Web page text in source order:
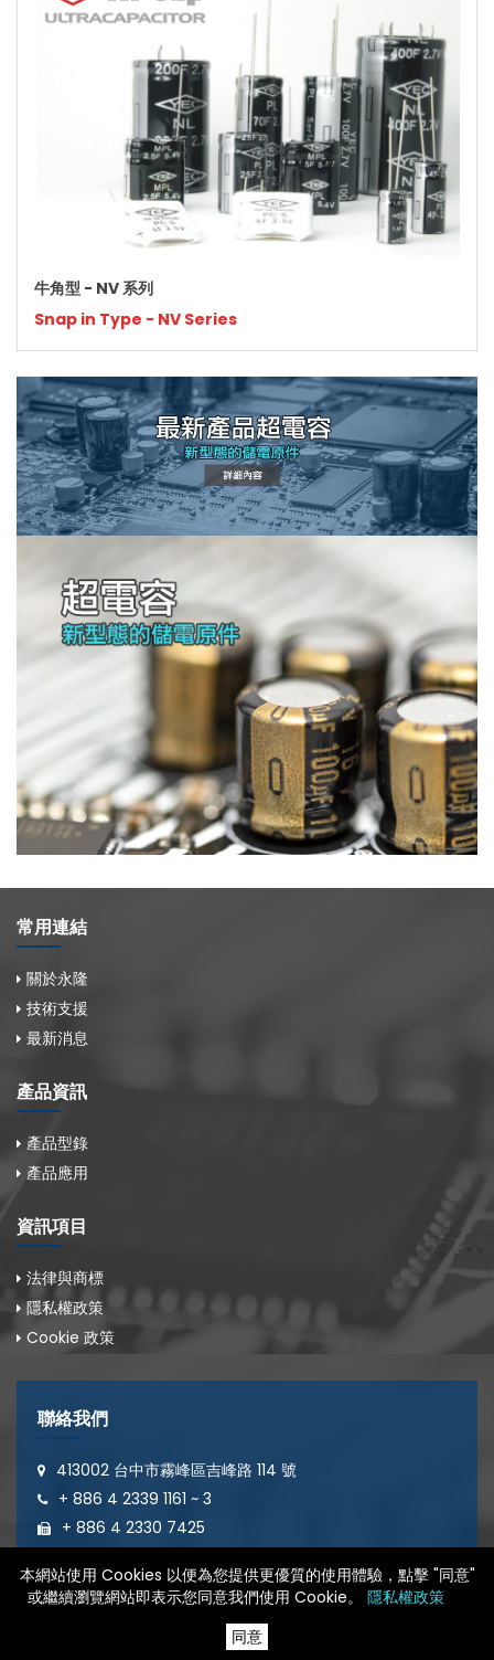
本網站使用 Cookies 以便為您提供更優質的使用體驗，點擊 "同意"
或繼續瀏覽網站即表示您同意我們使用 Cookie。 隱私權政策
同意
牛角型 - NV 系列
Snap in Type - NV Series
常用連結
關於永隆
技術支援
最新消息
產品資訊
產品型錄
產品應用
資訊項目
法律與商標
隱私權政策
Cookie 政策
聯絡我們
413002 台中市霧峰區吉峰路 114 號
+ 886 4 2339 1161 ~ 3
+ 886 4 2330 7425
© 2022 永隆科技股份有限公司